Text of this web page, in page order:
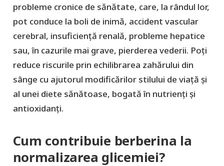
probleme cronice de sănătate, care, la rândul lor,
pot conduce la boli de inimă, accident vascular
cerebral, insuficiență renală, probleme hepatice
sau, în cazurile mai grave, pierderea vederii. Poți
reduce riscurile prin echilibrarea zahărului din
sânge cu ajutorul modificărilor stilului de viață și
al unei diete sănătoase, bogată în nutrienți și
antioxidanți.
Cum contribuie berberina la
normalizarea glicemiei?